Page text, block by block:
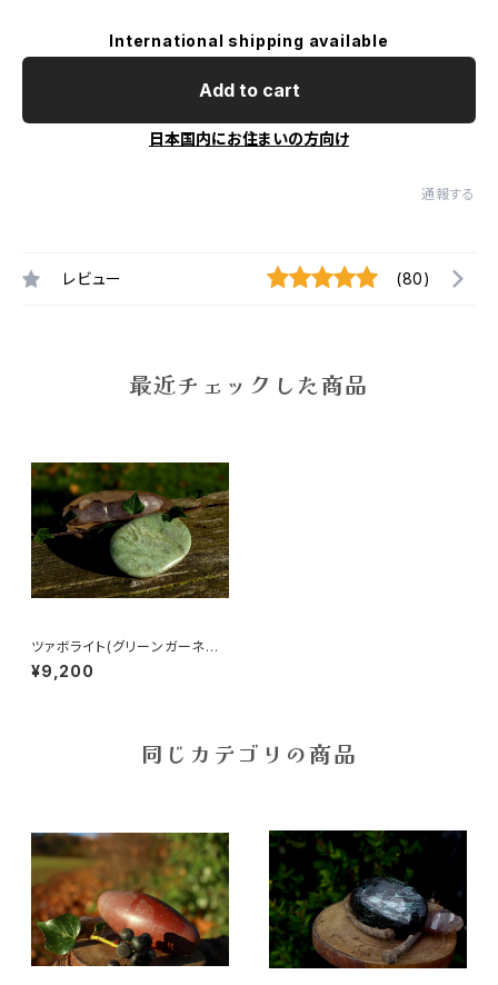
International shipping available
Add to cart
日本国内にお住まいの方向け
通報する
レビュー (80)
最近チェックした商品
ツァボライト(グリーンガーネッ
ト） パームストーン
¥9,200
同じカテゴリの商品